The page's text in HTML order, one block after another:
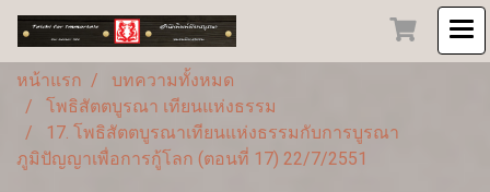
หน้าแรก
บทความทั้งหมด
โพธิสัตตบูรณา เทียนแห่งธรรม
17. โพธิสัตตบูรณาเทียนแห่งธรรมกับการบูรณา
ภูมิปัญญาเพื่อการกู้โลก (ตอนที่ 17) 22/7/2551